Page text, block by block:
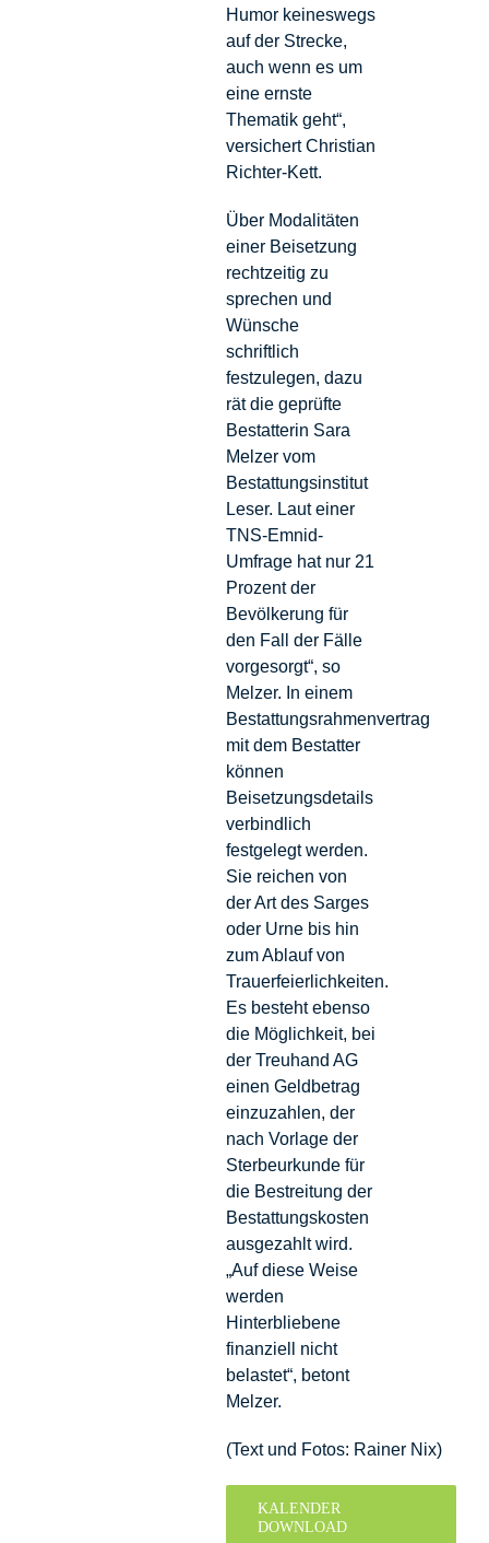
Humor keineswegs
auf der Strecke,
auch wenn es um
eine ernste
Thematik geht“,
versichert Christian
Richter-Kett.
Über Modalitäten
einer Beisetzung
rechtzeitig zu
sprechen und
Wünsche
schriftlich
festzulegen, dazu
rät die geprüfte
Bestatterin Sara
Melzer vom
Bestattungsinstitut
Leser. Laut einer
TNS-Emnid-
Umfrage hat nur 21
Prozent der
Bevölkerung für
den Fall der Fälle
vorgesorgt“, so
Melzer. In einem
Bestattungsrahmenvertrag
mit dem Bestatter
können
Beisetzungsdetails
verbindlich
festgelegt werden.
Sie reichen von
der Art des Sarges
oder Urne bis hin
zum Ablauf von
Trauerfeierlichkeiten.
Es besteht ebenso
die Möglichkeit, bei
der Treuhand AG
einen Geldbetrag
einzuzahlen, der
nach Vorlage der
Sterbeurkunde für
die Bestreitung der
Bestattungskosten
ausgezahlt wird.
„Auf diese Weise
werden
Hinterbliebene
finanziell nicht
belastet“, betont
Melzer.
(Text und Fotos: Rainer Nix)
KALENDER
DOWNLOAD